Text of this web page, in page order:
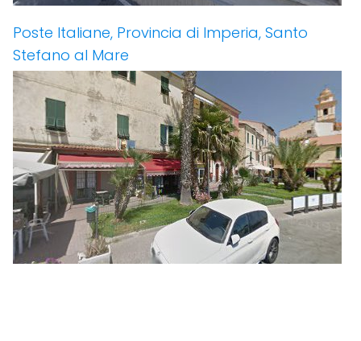
Poste Italiane, Provincia di Imperia, Santo
Stefano al Mare